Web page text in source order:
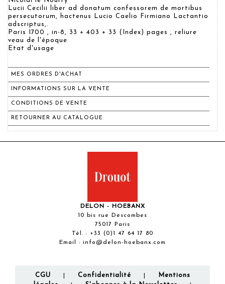
Lucii Cecilii liber ad donatum confessorem de mortibus
persecutorum, hactenus Lucio Caelio Firmiano Lactantio
adscriptus,.
Paris 1700 , in-8, 33 + 403 + 33 (Index) pages , reliure
veau de l'époque
Etat d'usage
MES ORDRES D'ACHAT
INFORMATIONS SUR LA VENTE
CONDITIONS DE VENTE
RETOURNER AU CATALOGUE
DELON - HOEBANX
10 bis rue Descombes
75017 Paris
Tél. : +33 (0)1 47 64 17 80
Email : info@delon-hoebanx.com
CGU Confidentialité
Mentions